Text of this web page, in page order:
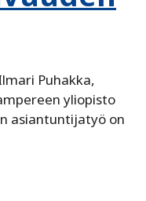
Puhakka,
yliopisto
asiantuntijatyö on